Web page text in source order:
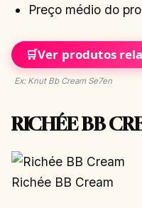
Preço médio do
🛒Ver produtos
Ex: Knut Bb Cream Se7en
RICHÉE BB
Richée BB Cream